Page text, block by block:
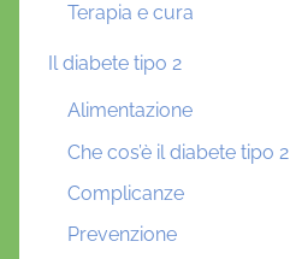
Terapia e cura
Il diabete tipo 2
Alimentazione
Che cos’è il diabete tipo 2
Complicanze
Prevenzione